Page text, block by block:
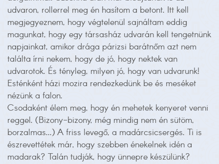
udvaron, rollerrel meg én hasítom a betont. Itt kell
megjegyeznem, hogy végtelenül sajnáltam eddig
magunkat, hogy egy társasház udvarán kell tengetnünk
napjainkat, amikor drága párizsi barátnőm azt nem
találta írni nekem, hogy de jó, hogy nektek van
udvarotok. És tényleg, milyen jó, hogy van udvarunk!
Esténként házi mozira rendezkedünk be és meséket
nézünk a falon.
Csodaként élem meg, hogy én mehetek kenyeret venni
reggel. (Bizony-bizony, még mindig nem én sütöm,
borzalmas...) A friss levegő, a madárcsicsergés. Ti is
észrevettétek már, hogy szebben énekelnek idén a
madarak? Talán tudják, hogy ünnepre készülünk?